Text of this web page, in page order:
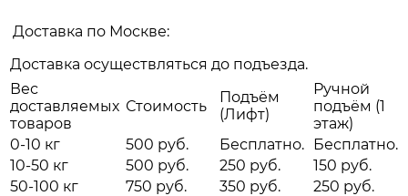
Доставка по Москве:
Доставка осуществляться до подъезда.
Вес
доставляемых
товаров
Стоимость
Подъём
(Лифт)
Ручной
подъём (1
этаж)
0-10 кг
500 руб. Бесплатно. Бесплатно.
10-50 кг
500 руб. 250 руб.
150 руб.
50-100 кг
750 руб. 350 руб.
250 руб.